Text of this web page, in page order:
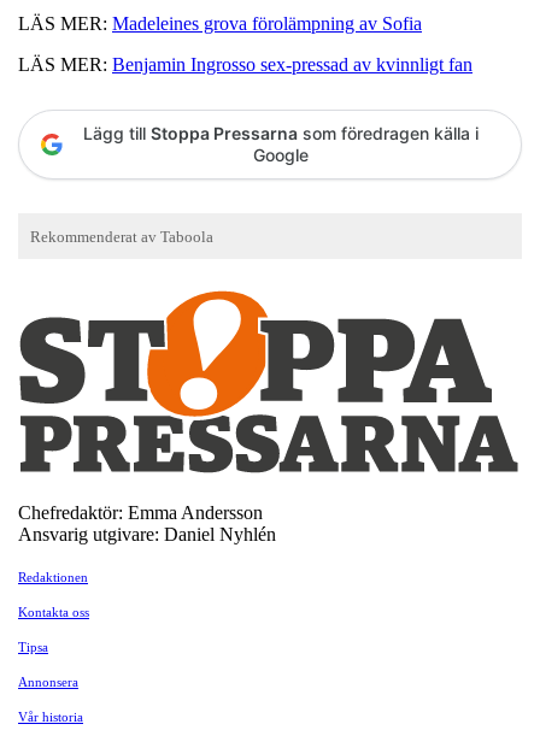
LÄS MER: Madeleines grova förolämpning av Sofia
LÄS MER: Benjamin Ingrosso sex-pressad av kvinnligt fan
Lägg till Stoppa Pressarna som föredragen källa i
Google
Chefredaktör: Emma Andersson
Ansvarig utgivare: Daniel Nyhlén
Redaktionen
Kontakta oss
Tipsa
Annonsera
Vår historia